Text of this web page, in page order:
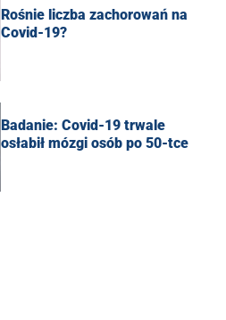
Rośnie liczba zachorowań na
Covid-19?
Badanie: Covid-19 trwale
osłabił mózgi osób po 50-tce